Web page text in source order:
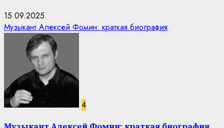
15.09.2025
Музыкант Алексей Фомин: краткая биография
4